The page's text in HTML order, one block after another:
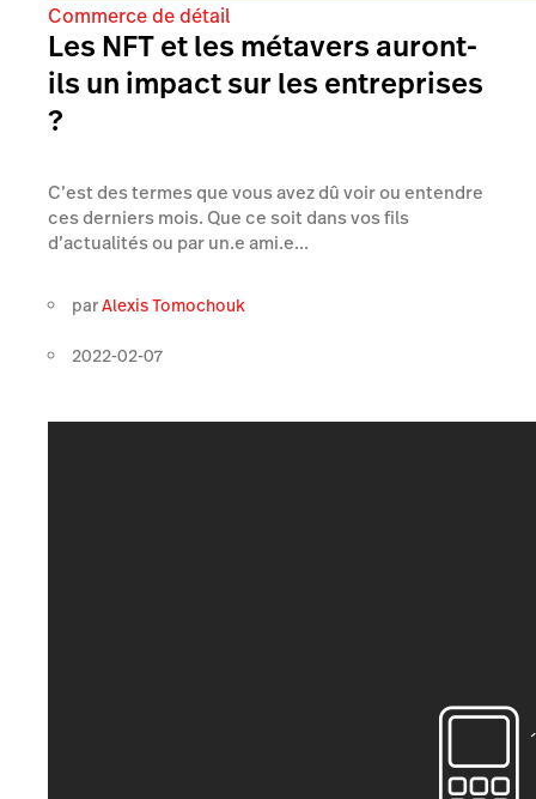
Commerce de détail
Les NFT et les métavers auront-
ils un impact sur les entreprises
?
C’est des termes que vous avez dû voir ou entendre
ces derniers mois. Que ce soit dans vos fils
d’actualités ou par un.e ami.e...
parAlexis Tomochouk
2022-02-07